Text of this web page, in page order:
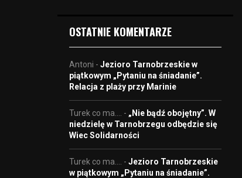
e
o
OSTATNIE KOMENTARZE
Antoni - Jezioro Tarnobrzeskie w
piątkowym „Pytaniu na śniadanie”.
Relacja z plaży przy Marinie
Turek co ma.... - „Nie bądź obojętny”. W
niedzielę w Tarnobrzegu odbędzie się
Wiec Solidarności
Turek co ma.... - Jezioro Tarnobrzeskie
w piątkowym „Pytaniu na śniadanie”.